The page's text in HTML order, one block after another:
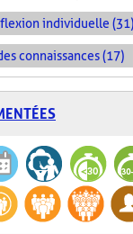
individuelle (31)
connaissances (17)